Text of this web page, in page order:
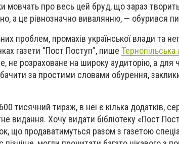
про весь цей бруд, що зараз
а це рівнозначно вивалянню, — обурився
проблем, промахів української влади та
газети “Пост Поступ”, пише Тернопільська
не розраховане на широку аудиторію, а для
бачити за простими словами обурення,
тисячний тираж, в неї є кілька додатків,
видання. Хочу видати бібліотеку «Пост
що продаватимуться разом з газетою